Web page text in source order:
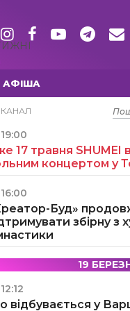
АФІША
15
19:00
17 травня SHUMEI
концертом у
16:00
Буд»
збірну з
19
12:12
відбувається у